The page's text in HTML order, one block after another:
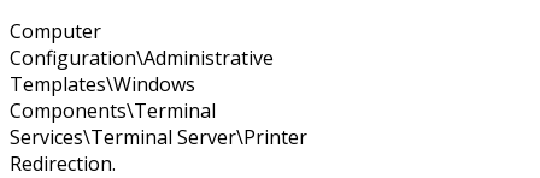
Computer
Configuration\Administrative
Templates\Windows
Components\Terminal
Services\Terminal Server\Printer
Redirection.